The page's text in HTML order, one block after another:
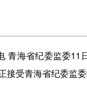
海省纪委监委11
接受青海省纪委监委